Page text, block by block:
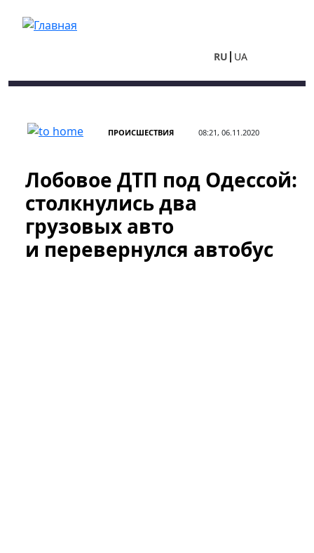
RU UA
ПРОИСШЕСТВИЯ 08:21, 06.11.2020
Лобовое ДТП под Одессой:
столкнулись два
грузовых авто
и перевернулся автобус